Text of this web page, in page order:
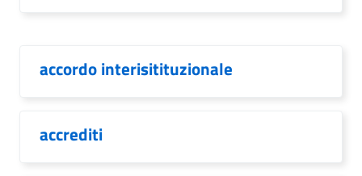
accordo interisitituzionale
accrediti